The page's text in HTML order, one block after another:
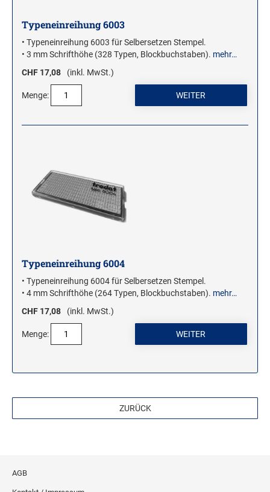
Typeneinreihung 6003
• Typeneinreihung 6003 für Selbersetzen Stempel.
• 3 mm Schrifthöhe (328 Typen, Blockbuchstaben). mehr…
CHF 17,08
(inkl. MwSt.)
Menge:
Typeneinreihung 6004
• Typeneinreihung 6004 für Selbersetzen Stempel.
• 4 mm Schrifthöhe (264 Typen, Blockbuchstaben). mehr…
CHF 17,08
(inkl. MwSt.)
Menge:
ZURÜCK
AGB